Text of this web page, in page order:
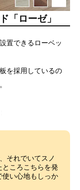
「ローゼ」
置できるローベッ
を採用しているの
それでいてスノ
ころこちらを発
使い心地もしっか